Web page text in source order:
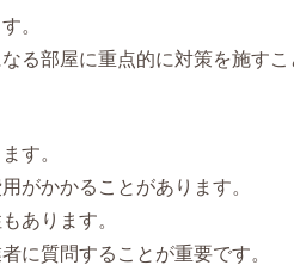
。
る部屋に重点的に対策を施す
す。
がかかることがあります。
あります。
に質問することが重要です。